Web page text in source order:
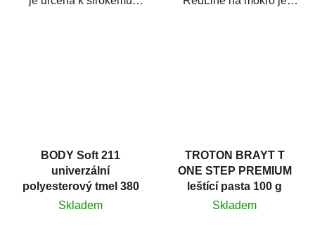
BODY Soft 211
univerzální
polyesterový tmel 380
g
Skladem
TROTON BRAYT T
ONE STEP PREMIUM
leštící pasta 100 g
Skladem